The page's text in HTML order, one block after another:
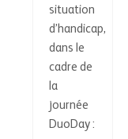
situation
d’handicap,
dans le
cadre de
la
journée
DuoDay :